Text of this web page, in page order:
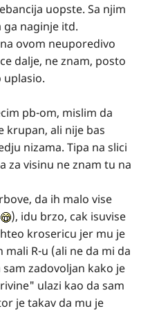
uopste. Sa njim
ga naginje itd.
ovom neuporedivo
dalje, ne znam, posto
uplasio.
pb-om, mislim da
krupan, ali nije bas
nizama. Tipa na slici
za visinu ne znam tu na
da ih malo vise
), idu brzo, cak isuvise
krosericu jer mu je
R-u (ali ne da mi da
sam zadovoljan kako je
ulazi kao da sam
je takav da mu je